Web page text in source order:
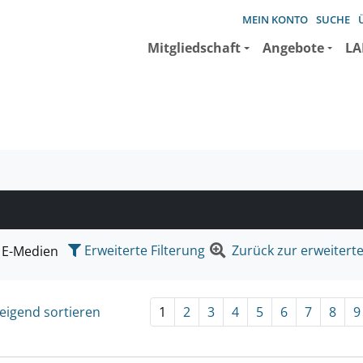
MEIN KONTO SUCHE
Mitgliedschaft Angebote
suchen wollen.
E-Medien Erweiterte Filterung Zurück zur
sortieren 1 2 3 4 5 6 7 8 9